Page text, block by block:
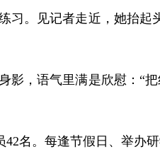
习。见记者走近，她抬
，语气里满是欣慰：“
名。每逢节假日、举办